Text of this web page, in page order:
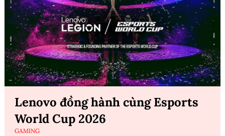
Lenovo đồng hành cùng Esports
World Cup 2026
GAMING